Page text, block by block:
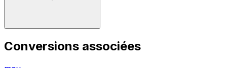
Conversions associées